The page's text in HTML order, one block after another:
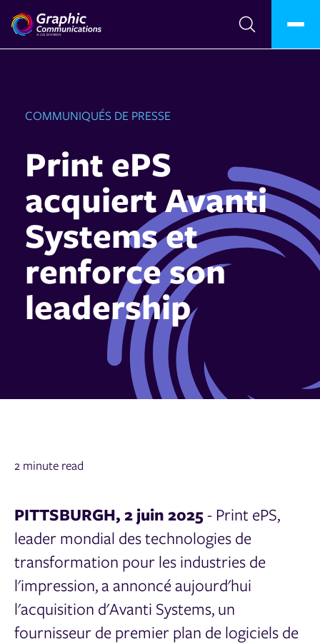
COMMUNIQUÉS DE PRESSE
Print ePS
acquiert Avanti
Systems et
renforce son
leadership
2 minute read
PITTSBURGH, 2 juin 2025- Print ePS,
leader mondial des technologies de
transformation pour les industries de
l'impression, a annoncé aujourd'hui
l'acquisition d'Avanti Systems, un
fournisseur de premier plan de logiciels de